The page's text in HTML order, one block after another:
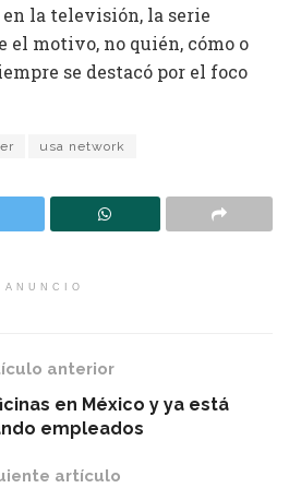
la televisión, la serie
el motivo, no quién, cómo o
se destacó por el foco
usa network
ANUNCIO
anterior
en México y ya está
empleados
artículo